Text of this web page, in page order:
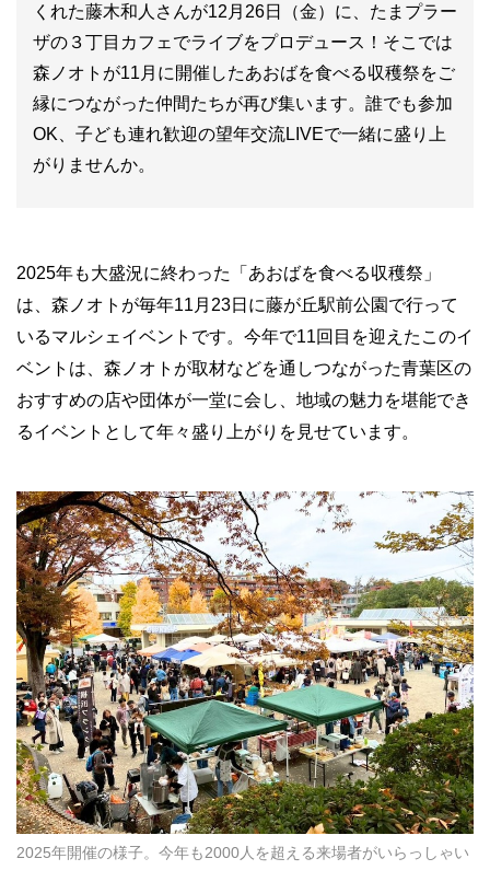
くれた藤木和人さんが12月26日（金）に、たまプラー
ザの３丁目カフェでライブをプロデュース！そこでは
森ノオトが11月に開催したあおばを食べる収穫祭をご
縁につながった仲間たちが再び集います。誰でも参加
OK、子ども連れ歓迎の望年交流LIVEで一緒に盛り上
がりませんか。
2025年も大盛況に終わった「あおばを食べる収穫祭」
は、森ノオトが毎年11月23日に藤が丘駅前公園で行って
いるマルシェイベントです。今年で11回目を迎えたこのイ
ベントは、森ノオトが取材などを通しつながった青葉区の
おすすめの店や団体が一堂に会し、地域の魅力を堪能でき
るイベントとして年々盛り上がりを見せています。
2025年開催の様子。今年も2000人を超える来場者がいらっしゃい